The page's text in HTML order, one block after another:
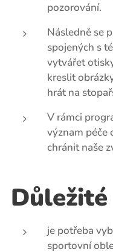
pozorování.
Následně se
spojených s
vytvářet
kreslit
hrát na
V rámci
význam péče
chránit naše
Důležité
je potřeba
sportovní